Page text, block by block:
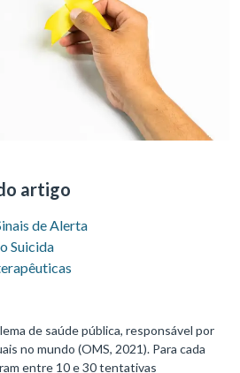
artigo
de Alerta
Suicida
de saúde pública, responsável por
no mundo (OMS, 2021). Para cada
entre 10 e 30 tentativas